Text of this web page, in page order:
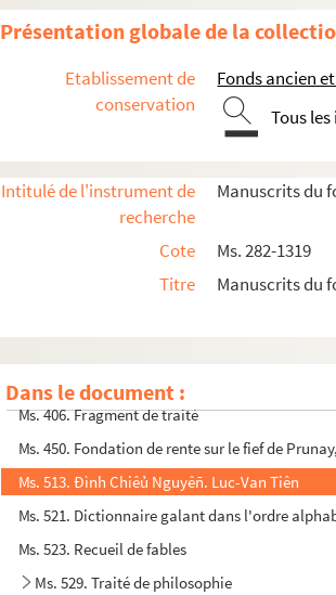
Présentation globale de la
Etablissement de
conservation
Fonds ancien
Tous
Intitulé de l'instrument de
recherche
Manuscrits du
Cote
Ms. 282-1319
Titre
Manuscrits du
Dans le document :
Sur Provins
Sur le département de Seine-et-Marne
Ms. 293. Terrier du notaire Pinon pour Saint-
Ms. 300. Diplômes maçonniques
Ms. 328. Missel
Ms. 330. Jacques-Mathieu Augeard. Mémoires
Ms. 339. Recueil de gravures commentées sur
Ms. 349. Sur l'Afrique du Nord
Ms. 405. Lettres patentes sur les foires de
Ms. 406. Fragment de traité
Ms. 450. Fondation de rente sur le fief de
Ms. 513. Ðình Chiêủ Nguyêñ. Luc-Van Tiên
Ms. 521. Dictionnaire galant dans l'ordre
Ms. 523. Recueil de fables
Ms. 529. Traité de philosophie